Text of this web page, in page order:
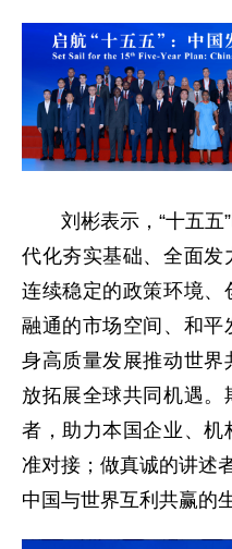
刘彬表示，“十五
代化夯实基础、全面
连续稳定的政策环境、
融通的市场空间、和平
身高质量发展推动世
放拓展全球共同机遇
者，助力本国企业、
准对接；做真诚的讲述
中国与世界互利共赢的